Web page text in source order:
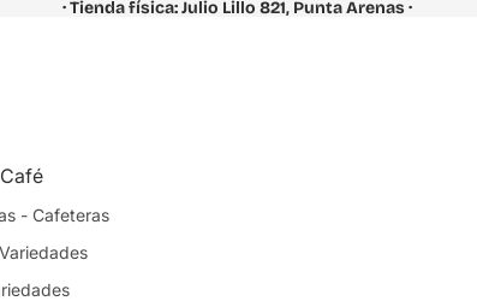
· Tienda física: Julio Lillo 821, Punta Arenas ·
- Cafeteras